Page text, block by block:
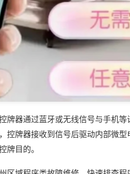
牌器通过蓝牙或无线信号与手机
控牌器接收到信号后驱动内部微
牌目的。